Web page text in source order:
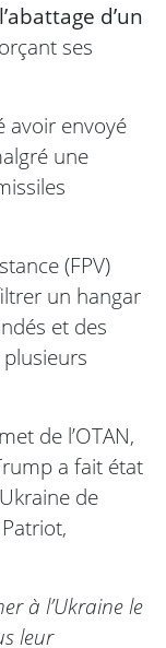
d’un
ses
avoir envoyé
une
(FPV)
un hangar
et des
de l’OTAN,
a fait état
de
à l’Ukraine le
leur